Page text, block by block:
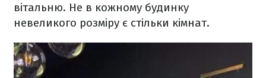
вітальню. Не в кожному будинку
невеликого розміру є стільки кімнат.